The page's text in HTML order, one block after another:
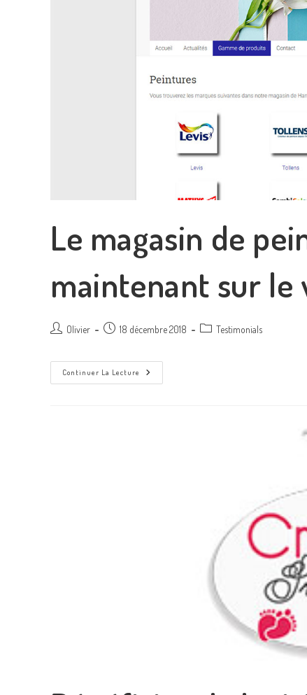
Le magasin de
maintenant sur le
Olivier 18 décembre 2018 Testimonials
Continuer La Lecture